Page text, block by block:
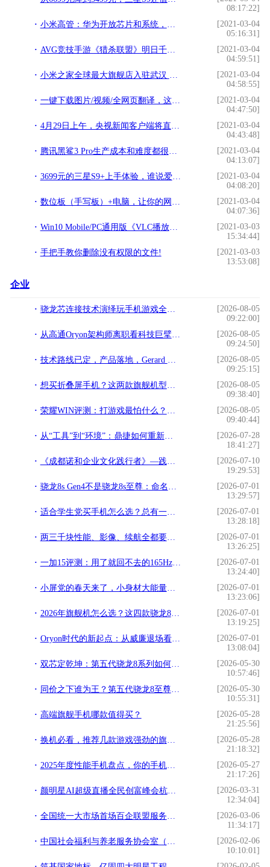
08:17:22]
小米高管：华为开放芯片和系统，小米手机一定支持!
[2021-03-04
05:16:31]
AVG竞技手游《猎杀联盟》明日千人斩!
[2021-03-04
04:59:51]
小米之家全球最大旗舰店入驻武汉 “科技新国货”融入百姓生活!
[2021-03-04
04:58:55]
一键下载图片/视频/全网页翻译，这个36K的手机浏览器做到了!
[2021-03-04
04:47:50]
4月29日上午，央视新闻客户端将直播蓬安百牛渡江盛况!
[2021-03-04
04:43:48]
腾讯黑鲨3 Pro生产成本和难度都很高！副总裁去了工厂拧螺丝!
[2021-03-04
04:13:07]
3699元的三星S9+上手体验，谁说爱国就买国产手机!
[2021-03-04
04:08:20]
数位板（手写板）+电脑，让你的网课溜起来!
[2021-03-04
04:07:36]
Win10 Mobile/PC通用版《VLC播放器》截图曝光!
[2021-03-03
15:34:44]
手把手教你删除没有权限的文件!
[2021-03-03
13:53:08]
企业
骁龙芯连接技术演绎玩手机游戏全新体验
[2026-08-05
09:22:00]
从高通Oryon架构师离职看科技巨擘的体系化韧性
[2026-08-05
09:24:50]
技术路线已定，产品落地，Gerard Williams离职影响有限
[2026-08-05
09:25:15]
想买折叠屏手机？这两款旗舰机型可能是2026年的标准答案
[2026-08-05
09:38:40]
荣耀WIN评测：打游戏最怕什么？这台手机治好了我的焦虑
[2026-08-05
09:40:44]
从“工具”到“环境”：鼎捷如何重新定义AI原生企业基础设施
[2026-07-28
18:41:27]
《成都诺和企业文化践行者》—践行文化，榜样力量
[2026-07-10
19:29:53]
骁龙8s Gen4不是骁龙8s至尊：命名背后的技术真相
[2026-07-01
13:29:57]
适合学生党买手机怎么选？总有一款适合你
[2026-07-01
13:28:18]
两三千块性能、影像、续航全都要？真我Neo8：安排！
[2026-07-01
13:26:25]
一加15评测：用了就回不去的165Hz，游戏党这次真的赢了
[2026-07-01
13:24:40]
小屏党的春天来了，小身材大能量旗舰手机推荐
[2026-07-01
13:23:06]
2026年旗舰机怎么选？这四款骁龙8至尊版机型各有绝活
[2026-07-01
13:19:25]
Oryon时代的新起点：从威廉退场看高通的计算平台化能力
[2026-07-01
13:08:04]
双芯定乾坤：第五代骁龙8系列如何重塑2026年高端手机市场
[2026-05-30
10:57:46]
同价之下谁为王？第五代骁龙8至尊版断崖式领先
[2026-05-30
10:55:31]
高端旗舰手机哪款值得买？
[2026-05-28
21:25:56]
换机必看，推荐几款游戏强劲的旗舰手机
[2026-05-28
21:18:32]
2025年度性能手机盘点，你的手机上榜了吗？
[2026-05-27
21:17:26]
颜明星AI超级直播全民创富峰会杭州落幕，知名大健康操盘手程译墨携手增量传媒
[2026-03-31
12:34:04]
全国统一大市场首场百企联盟服务站授牌会议在广东成功举办
[2026-03-06
11:34:17]
中国社会福利与养老服务协会室（车）内环境与健康科技分会正式成立！
[2026-02-06
10:10:01]